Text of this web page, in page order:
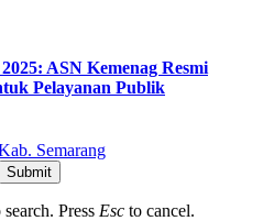
ASN Kemenag Resmi
Pelayanan Publik
Semarang
Submit
Press Esc to cancel.